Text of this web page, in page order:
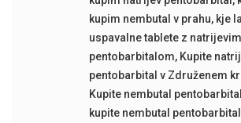
kupim nembutal v prahu, kje
uspavalne tablete z natrijevim
pentobarbitalom, Kupite
pentobarbital v Združenem
Kupite nembutal
kupite nembutal